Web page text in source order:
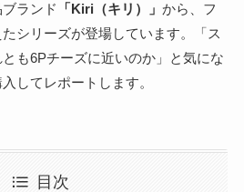
ランド 「Kiri（キリ）」 から、フ
シリーズが登場しています。「ス
も6Pチーズに近いのか」と気にな
してレポートします。
目次